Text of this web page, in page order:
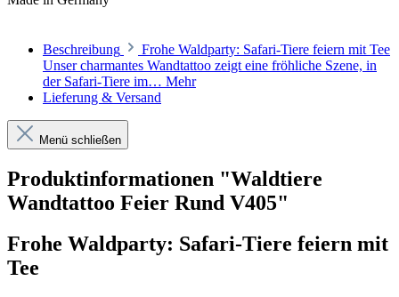
Beschreibung
Frohe Waldparty: Safari-Tiere feiern mit Tee
Unser charmantes Wandtattoo zeigt eine fröhliche Szene, in
der Safari-Tiere im… Mehr
Lieferung & Versand
Menü schließen
Produktinformationen "Waldtiere
Wandtattoo Feier Rund V405"
Frohe Waldparty: Safari-Tiere feiern mit
Tee